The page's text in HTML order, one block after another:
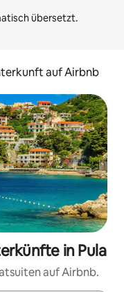
auf Airbnb
in Pula
auf Airbnb.